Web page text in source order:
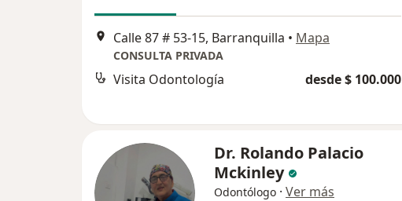
Calle 87 # 53-15, Barranquilla • Mapa
CONSULTA PRIVADA
Visita Odontología desde $ 100.000
Dr. Rolando Palacio
Mckinley
Odontólogo · Ver más